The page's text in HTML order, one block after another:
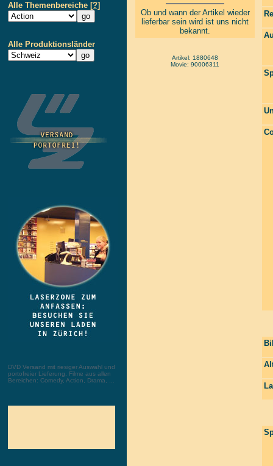
Alle Themenbereiche [?]
Alle Produktionsländer
DVD Versand mit riesiger Auswahl und
portofreier Lieferung. Filme aus allen
Bereichen: Comedy, Action, Drama, ...
Ob und wann der Artikel wieder
lieferbar sein wird ist uns nicht
bekannt.
Artikel: 1880648
Movie: 90006311